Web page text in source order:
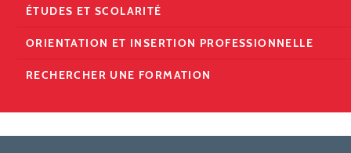
ÉTUDES ET SCOLARITÉ
ORIENTATION ET INSERTION PROFESSIONNELLE
RECHERCHER UNE FORMATION